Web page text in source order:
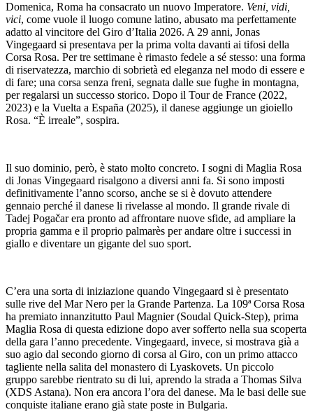
Domenica, Roma ha consacrato un nuovo Imperatore. Veni, vidi,
vici, come vuole il luogo comune latino, abusato ma perfettamente
adatto al vincitore del Giro d’Italia 2026. A 29 anni, Jonas
Vingegaard si presentava per la prima volta davanti ai tifosi della
Corsa Rosa. Per tre settimane è rimasto fedele a sé stesso: una forma
di riservatezza, marchio di sobrietà ed eleganza nel modo di essere e
di fare; una corsa senza freni, segnata dalle sue fughe in montagna,
per regalarsi un successo storico. Dopo il Tour de France (2022,
2023) e la Vuelta a España (2025), il danese aggiunge un gioiello
Rosa. “È irreale”, sospira.
Il suo dominio, però, è stato molto concreto. I sogni di Maglia Rosa
di Jonas Vingegaard risalgono a diversi anni fa. Si sono imposti
definitivamente l’anno scorso, anche se si è dovuto attendere
gennaio perché il danese li rivelasse al mondo. Il grande rivale di
Tadej Pogačar era pronto ad affrontare nuove sfide, ad ampliare la
propria gamma e il proprio palmarès per andare oltre i successi in
giallo e diventare un gigante del suo sport.
C’era una sorta di iniziazione quando Vingegaard si è presentato
sulle rive del Mar Nero per la Grande Partenza. La 109ª Corsa Rosa
ha premiato innanzitutto Paul Magnier (Soudal Quick-Step), prima
Maglia Rosa di questa edizione dopo aver sofferto nella sua scoperta
della gara l’anno precedente. Vingegaard, invece, si mostrava già a
suo agio dal secondo giorno di corsa al Giro, con un primo attacco
tagliente nella salita del monastero di Lyaskovets. Un piccolo
gruppo sarebbe rientrato su di lui, aprendo la strada a Thomas Silva
(XDS Astana). Non era ancora l’ora del danese. Ma le basi delle sue
conquiste italiane erano già state poste in Bulgaria.